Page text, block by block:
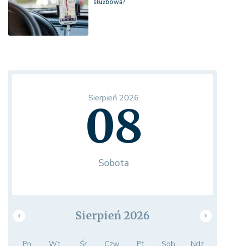
służbowa?
Sierpień 2026
08
Sobota
Sierpień 2026